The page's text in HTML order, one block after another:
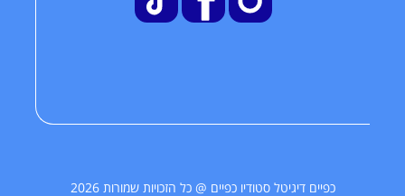
כפיים דיגיטל סטודיו כפיים @ כל הזכויות שמורות 2026